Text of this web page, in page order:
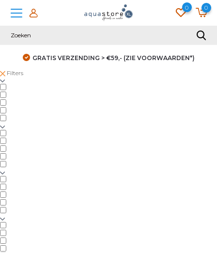
0 0
GRATIS VERZENDING > €59,- (ZIE VOORWAARDEN*)
Filters